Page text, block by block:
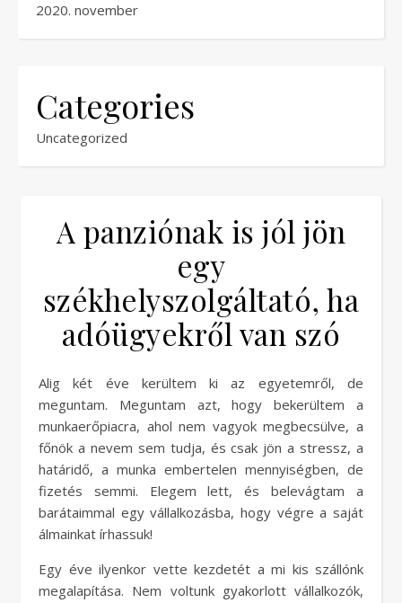
2020. november
Categories
Uncategorized
A panziónak is jól jön
egy
székhelyszolgáltató, ha
adóügyekről van szó
Alig két éve kerültem ki az egyetemről, de
meguntam. Meguntam azt, hogy bekerültem a
munkaerőpiacra, ahol nem vagyok megbecsülve, a
főnök a nevem sem tudja, és csak jön a stressz, a
határidő, a munka embertelen mennyiségben, de
fizetés semmi. Elegem lett, és belevágtam a
barátaimmal egy vállalkozásba, hogy végre a saját
álmainkat írhassuk!
Egy éve ilyenkor vette kezdetét a mi kis szállónk
megalapítása. Nem voltunk gyakorlott vállalkozók,